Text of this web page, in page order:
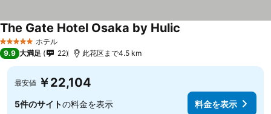
5 ホテルのランク
ホテル
The Gate Hotel Osaka by Hulic
9.9 大満足 22 此花区まで4.5 km
最安値 ￥22,104
5件のサイトの料金を表示 料金を表示